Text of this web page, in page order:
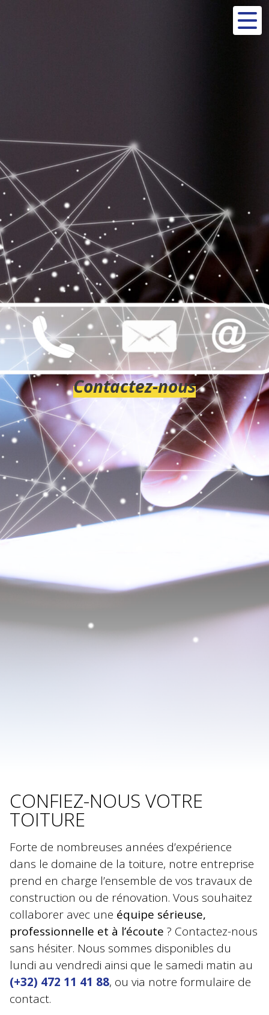
Contactez-nous
CONFIEZ-NOUS VOTRE
TOITURE
Forte de nombreuses années d’expérience
dans le domaine de la toiture, notre entreprise
prend en charge l’ensemble de vos travaux de
construction ou de rénovation. Vous souhaitez
collaborer avec une équipe sérieuse,
professionnelle et à l’écoute ? Contactez-nous
sans hésiter. Nous sommes disponibles du
lundi au vendredi ainsi que le samedi matin au
(+32) 472 11 41 88, ou via notre formulaire de
contact.